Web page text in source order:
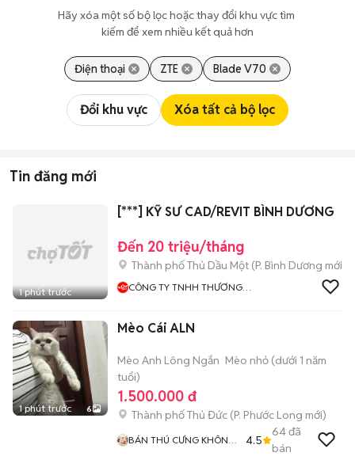
Hãy xóa một số bộ lọc hoặc thay đổi khu vực tìm
kiếm để xem nhiều kết quả hơn
Điện thoại ZTE Blade V70
Đổi khu vực Xóa tất cả bộ lọc
Tin đăng mới
1 phút trước
[***] KỸ SƯ CAD/REVIT BÌNH DƯƠNG
Đến 20 triệu/tháng
Thành phố Thủ Dầu Một (P. Bình Dương mới)
CÔNG TY TNHH THƯƠNG
1 phút trước 6
Mèo Cái ALN
Mèo Anh Lông Ngắn Mèo nhỏ (dưới 1 năm
tuổi)
1.500.000 đ
Thành phố Thủ Đức (P. Phước Long mới)
BÁN THÚ CƯNG KHÔNG
4.5
64đã
bán